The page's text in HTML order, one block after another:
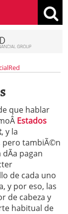
que hablar
Estados
, y la
pero tambiÃ©n
pagan
de cada uno
y por eso, las
de cabeza y
habitual de